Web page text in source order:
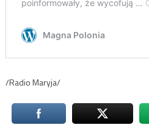
/Radio Maryja/